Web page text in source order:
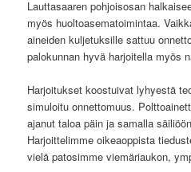
Lauttasaaren pohjoisosan
myös huoltoasematoimintaa.
aineiden kuljetuksille sattuu
palokunnan hyvä harjoitella myös
Harjoitukset koostuivat lyhyestä
simuloitu onnettomuus.
ajanut taloa päin ja samalla
Harjoittelimme oikeaoppista
vielä patosimme viemäriaukon,